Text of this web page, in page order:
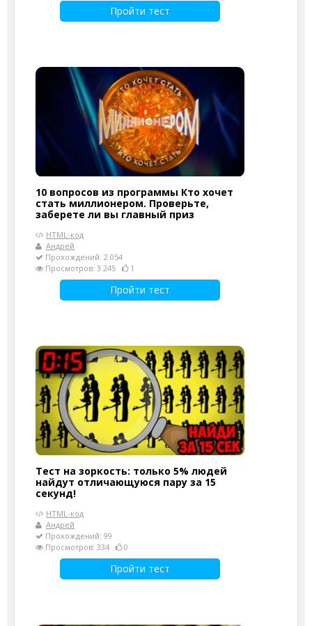
Пройти тест
10 вопросов из программы Кто хочет
стать миллионером. Проверьте,
заберете ли вы главный приз
HTML-код
Андрей
Прохождений: 2 054
Просмотров: 3 245
1
Пройти тест
Тест на зоркость: только 5% людей
найдут отличающуюся пару за 15
секунд!
HTML-код
Андрей
Прохождений: 99
Просмотров: 334
0
Пройти тест